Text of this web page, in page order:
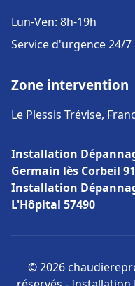
Lun-Ven: 8h-19h
Service d'urgence 24/7
Zone intervention
Le Plessis Trévise,
Installation
Germain lès Corbeil
Installation
L'Hôpital 57490
© 2026